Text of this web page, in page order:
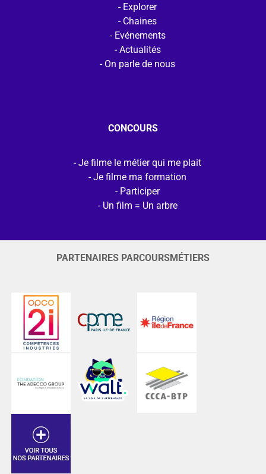
Explorer
Chaines
Evénements
Actualités
On parle de nous
CONCOURS
Je filme le métier qui me plait
Je filme ma formation
Participer
Un film = Un arbre
PARTENAIRES PARCOURSMÉTIERS